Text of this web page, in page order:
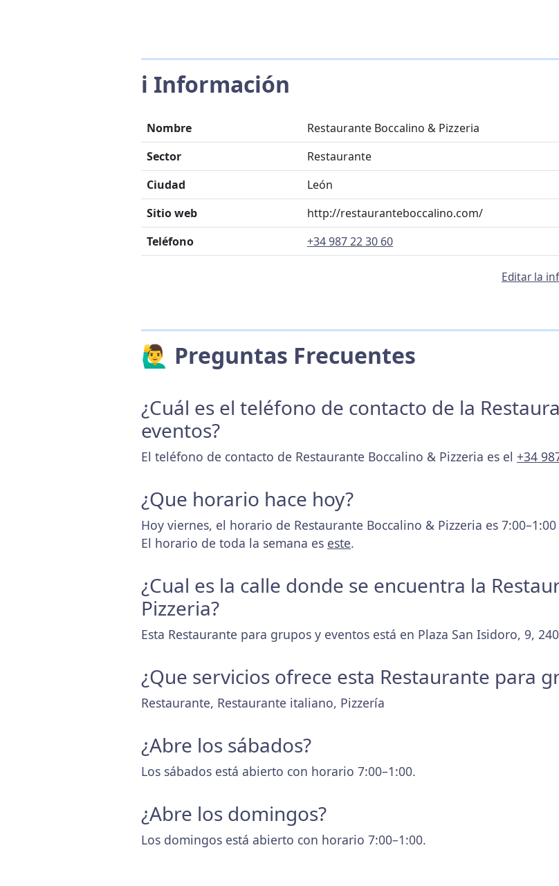
ℹ️ Información
Nombre
Restaurante Boccalino & Pizzeria
Sector
Restaurante
Ciudad
León
Sitio web
http://restauranteboccalino.com/
Teléfono
+34 987 22 30 60
Editar la
🙋‍♂️ Preguntas Frecuentes
¿Cuál es el teléfono de contacto de la
eventos?
El teléfono de contacto de Restaurante Boccalino & Pizzeria es el +34
¿Que horario hace hoy?
Hoy viernes, el horario de Restaurante Boccalino & Pizzeria es 7:00–1:00
El horario de toda la semana es este.
¿Cual es la calle donde se encuentra la
Pizzeria?
Esta Restaurante para grupos y eventos está en Plaza San Isidoro, 9,
¿Que servicios ofrece esta Restaurante para
Restaurante, Restaurante italiano, Pizzería
¿Abre los sábados?
Los sábados está abierto con horario 7:00–1:00.
¿Abre los domingos?
Los domingos está abierto con horario 7:00–1:00.